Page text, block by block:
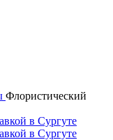
Флористический